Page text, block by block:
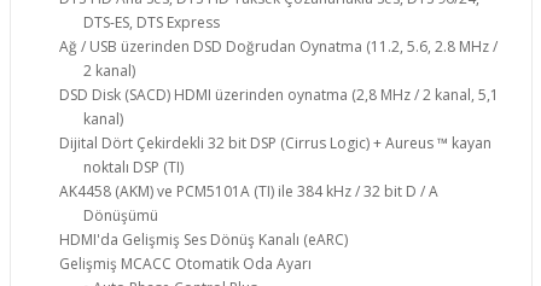
DTS-ES, DTS Express
Ağ / USB üzerinden DSD Doğrudan Oynatma (11.2, 5.6, 2.8 MHz /
2 kanal)
DSD Disk (SACD) HDMI üzerinden oynatma (2,8 MHz / 2 kanal, 5,1
kanal)
Dijital Dört Çekirdekli 32 bit DSP (Cirrus Logic) + Aureus ™ kayan
noktalı DSP (TI)
AK4458 (AKM) ve PCM5101A (TI) ile 384 kHz / 32 bit D / A
Dönüşümü
HDMI'da Gelişmiş Ses Dönüş Kanalı (eARC)
Gelişmiş MCACC Otomatik Oda Ayarı